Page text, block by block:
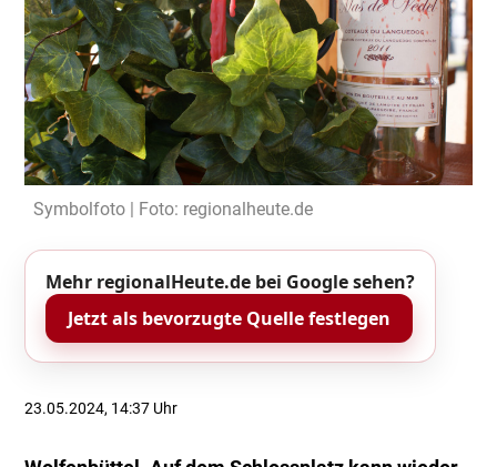
Symbolfoto | Foto: regionalheute.de
Mehr regionalHeute.de bei Google sehen?
Jetzt als bevorzugte Quelle festlegen
23.05.2024, 14:37 Uhr